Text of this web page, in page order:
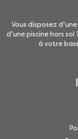
Vous disposez
d’une piscine hors
à votre